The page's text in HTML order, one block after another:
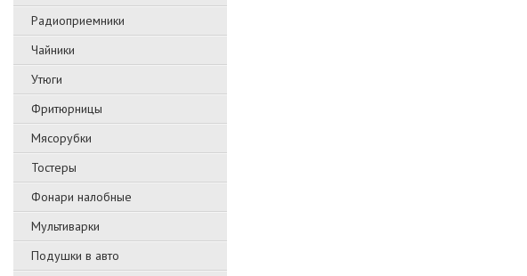
Радиоприемники
Чайники
Утюги
Фритюрницы
Мясорубки
Тостеры
Фонари налобные
Мультиварки
Подушки в авто